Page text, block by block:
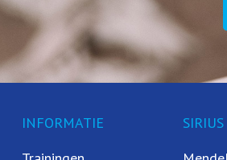
INFORMATIE